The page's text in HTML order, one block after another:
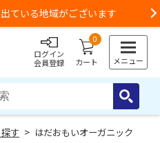
ている地域がございます
ログイン
会員登録
0
カート メニュー
す > はだおもいオーガニック